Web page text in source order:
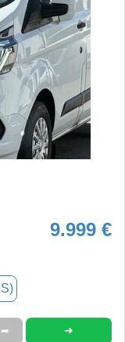
9.999 €
➦ ➜